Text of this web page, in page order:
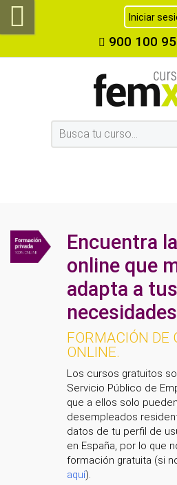
Iniciar
900 100
Encuentra
online que
adapta a tus
FORMACIÓN DE
ONLINE.
Los cursos gratuitos
Servicio Público de
que a ellos solo
desempleados
datos de tu perfil de
en España, por lo que
formación gratuita (si
aquí).